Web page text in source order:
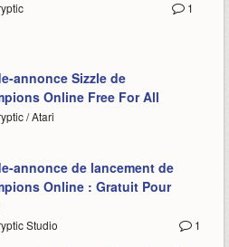
1
annonce Sizzle de
Online Free For All
/ Atari
annonce de lancement de
Online : Gratuit Pour
1
Studio